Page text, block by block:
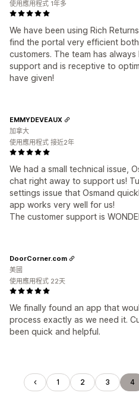
We have been using Rich
find the portal very efficient
customers. The team has
support and is receptive to
have given!
使用應用程式 1年多
We had a small technical issue,
chat right away to support us!
settings issue that Osmand
app works very well for us!
The customer support is
EMMYDEVEAUX
加拿大
使用應用程式 接近2年
We finally found an app that
process exactly as we need it.
been quick and helpful.
DoorCorner.com
美國
使用應用程式 22天
1 2 3 4